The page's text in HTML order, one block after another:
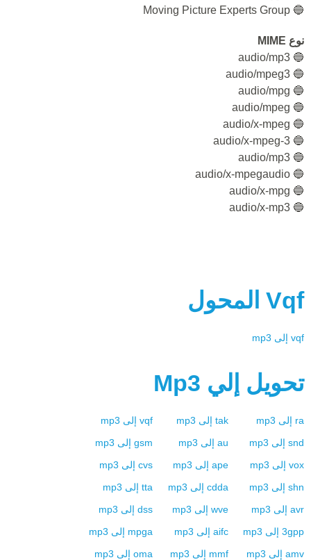
🔵 Moving Picture Experts Group
نوع MIME
🔵 audio/mp3
🔵 audio/mpeg3
🔵 audio/mpg
🔵 audio/mpeg
🔵 audio/x-mpeg
🔵 audio/x-mpeg-3
🔵 audio/mp3
🔵 audio/x-mpegaudio
🔵 audio/x-mpg
🔵 audio/x-mp3
Vqf المحول
vqf إلى mp3
تحويل إلي Mp3
ra إلى mp3
tak إلى mp3
vqf إلى mp3
snd إلى mp3
au إلى mp3
gsm إلى mp3
vox إلى mp3
ape إلى mp3
cvs إلى mp3
shn إلى mp3
cdda إلى mp3
tta إلى mp3
avr إلى mp3
wve إلى mp3
dss إلى mp3
3gpp إلى mp3
aifc إلى mp3
mpga إلى mp3
amv إلى mp3
mmf إلى mp3
oma إلى mp3